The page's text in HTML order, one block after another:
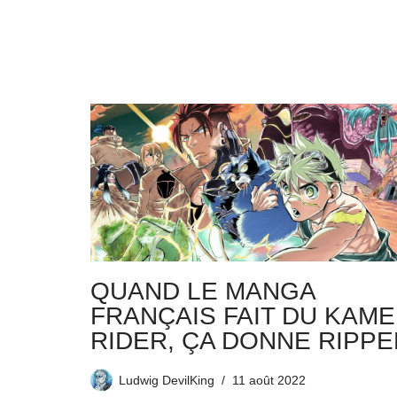
QUAND LE MANGA
FRANÇAIS FAIT DU
RIDER, ÇA DONNE
Ludwig DevilKing 11 août 2022